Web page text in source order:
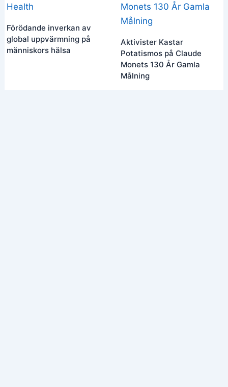
Förödande inverkan av
global uppvärmning på
människors hälsa
Aktivister Kastar
Potatismos på Claude
Monets 130 År Gamla
Målning